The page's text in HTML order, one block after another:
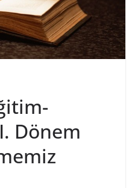
Dönem